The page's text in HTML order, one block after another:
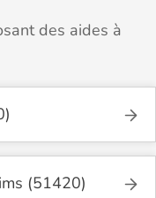
des aides à
(51420)